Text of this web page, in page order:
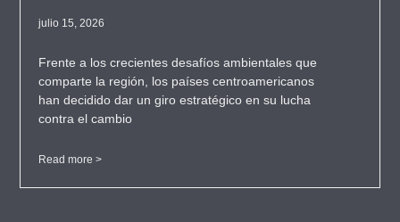
julio 15, 2026
Frente a los crecientes desafíos ambientales que
comparte la región, los países centroamericanos
han decidido dar un giro estratégico en su lucha
contra el cambio
Read more >